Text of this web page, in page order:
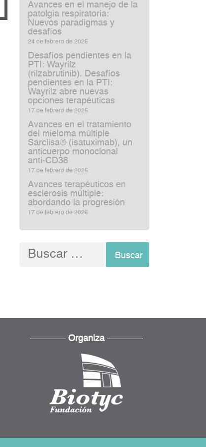
Avances en el manejo de la
patolgia respiratoria:
Nuevos paradigmas y
desafíos
24 de febrero de 2026
Desafíos pendientes en la
PTI: Wayrilz
(rilzabrutinib). Desafíos
pendientes en la PTI:
Wayrilz abre nuevas
opciones terapéuticas
17 de febrero de 2026
Avances en el tratamiento
del mieloma múltiple
Sarclisa® (isatuximab), un
anticuerpo monoclonal
anti‑CD38
17 de febrero de 2026
Avances terapéuticos en
esclerosis múltiple:
abordando la progresión
17 de febrero de 2026
Buscar:
Organiza